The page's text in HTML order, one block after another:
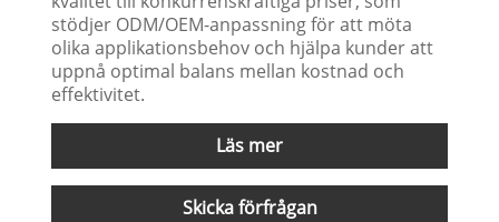
stödjer ODM/OEM-anpassning för att möta
olika applikationsbehov och hjälpa kunder att
uppnå optimal balans mellan kostnad och
effektivitet.
Läs mer
Skicka förfrågan